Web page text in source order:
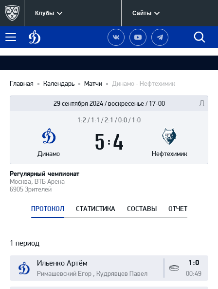
Клубы Сайты
Меню
Динамо
Москва
Наша
группа
Вконтакте
Наш
канал
YouTube
Наш
канал
Telegram
Главная Календарь Матчи Динамо - Нефтехимик
29 сентября 2024 / воскресенье / 17-00
Москва, ВТБ Арена
6905 Зрителей
Регулярный чемпионат
матча
1:2 / 1:1 / 2:1 / 0:0 / 1:0
Динамо Нефтехимик
ПРОТОКОЛ СТАТИСТИКА СОСТАВЫ ОТЧЕТ
Протокол
1 период
Ильенко Артём
Римашевский Егор , Кудрявцев Павел
1:0
00:49